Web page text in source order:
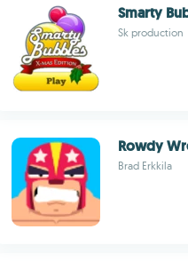
Smarty
Sk production
Rowdy
Brad Erkkila